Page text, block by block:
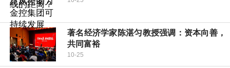
著名经济学家陈湛匀教授强调：资本向善，
共同富裕
10-25